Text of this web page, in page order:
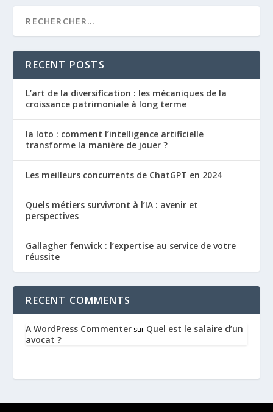
RECENT POSTS
L’art de la diversification : les mécaniques de la
croissance patrimoniale à long terme
Ia loto : comment l’intelligence artificielle
transforme la manière de jouer ?
Les meilleurs concurrents de ChatGPT en 2024
Quels métiers survivront à l’IA : avenir et
perspectives
Gallagher fenwick : l’expertise au service de votre
réussite
RECENT COMMENTS
A WordPress Commenter sur Quel est le salaire d’un
avocat ?